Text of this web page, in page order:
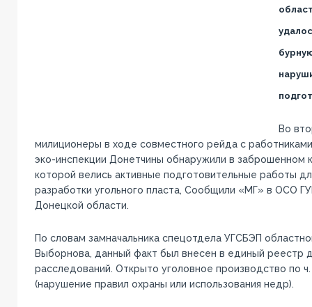
Во
милиционеры в ходе совместного рейда с
эко-инспекции Донетчины обнаружили в заброшенном
которой велись активные подготовительные работы
разработки угольного пласта, Сообщили «МГ» в ОСО
Донецкой области.
По словам замначальника спецотдела УГСБЭП
Выборнова, данный факт был внесен в единый реестр
расследований. Открыто уголовное производство по
(нарушение правил охраны или использования недр).